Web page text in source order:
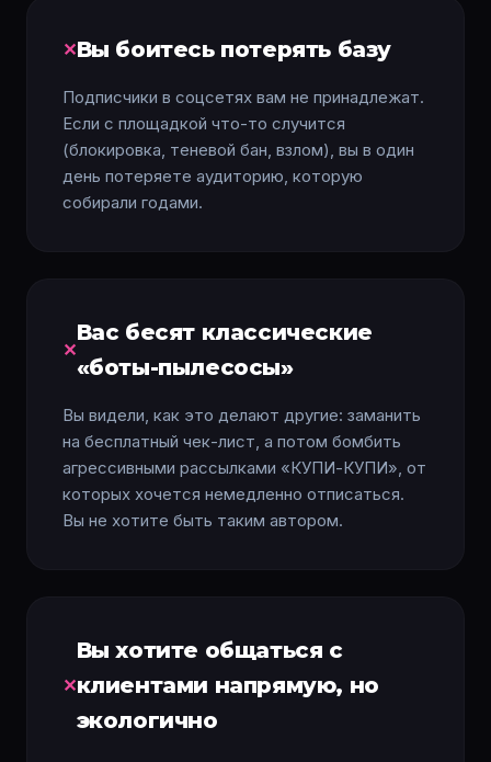
Вы боитесь потерять базу
Подписчики в соцсетях вам не принадлежат.
Если с площадкой что-то случится
(блокировка, теневой бан, взлом), вы в один
день потеряете аудиторию, которую
собирали годами.
Вас бесят классические
«боты-пылесосы»
Вы видели, как это делают другие: заманить
на бесплатный чек-лист, а потом бомбить
агрессивными рассылками «КУПИ-КУПИ», от
которых хочется немедленно отписаться.
Вы не хотите быть таким автором.
Вы хотите общаться с
клиентами напрямую, но
экологично